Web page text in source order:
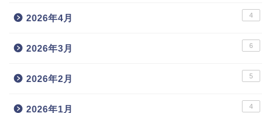
2026年4月 4
2026年3月 6
2026年2月 5
2026年1月 4